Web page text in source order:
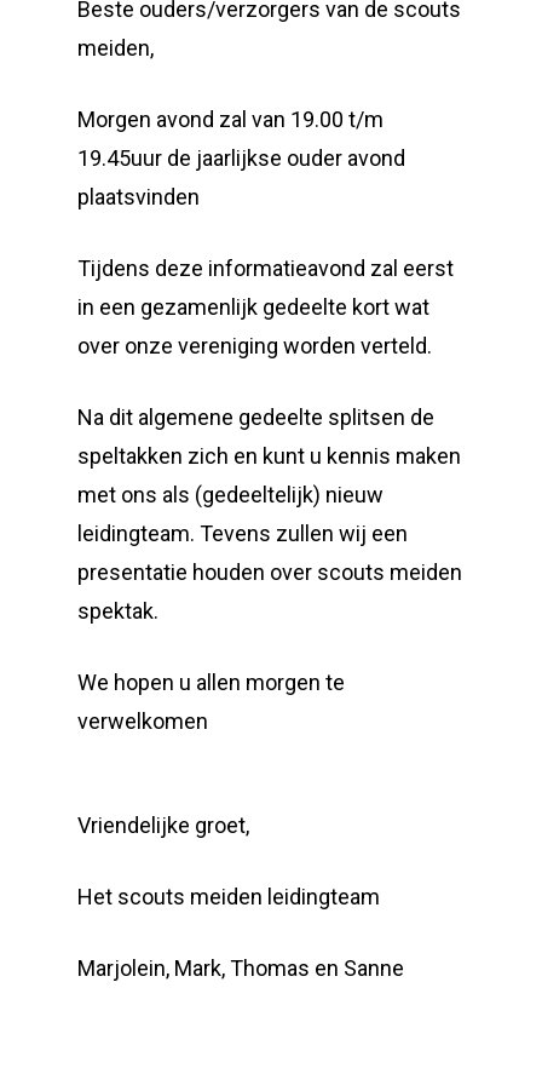
Beste ouders/verzorgers van de scouts
meiden,
Morgen avond zal van 19.00 t/m
19.45uur de jaarlijkse ouder avond
plaatsvinden
Tijdens deze informatieavond zal eerst
in een gezamenlijk gedeelte kort wat
over onze vereniging worden verteld.
Na dit algemene gedeelte splitsen de
speltakken zich en kunt u kennis maken
met ons als (gedeeltelijk) nieuw
leidingteam. Tevens zullen wij een
presentatie houden over scouts meiden
spektak.
We hopen u allen morgen te
verwelkomen
Vriendelijke groet,
Het scouts meiden leidingteam
Marjolein, Mark, Thomas en Sanne